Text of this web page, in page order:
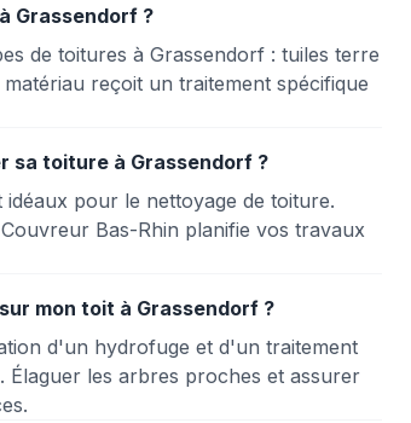
Grassendorf ?
de toitures à Grassendorf : tuiles terre
reçoit un traitement spécifique
sa toiture à Grassendorf ?
pour le nettoyage de toiture.
Bas-Rhin planifie vos travaux
mon toit à Grassendorf ?
d'un hydrofuge et d'un traitement
Élaguer les arbres proches et assurer